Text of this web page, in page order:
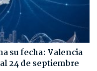
su fecha: Valencia
24 de septiembre